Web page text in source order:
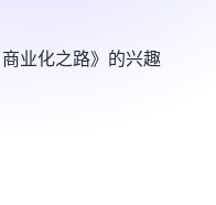
业化之路》的兴趣